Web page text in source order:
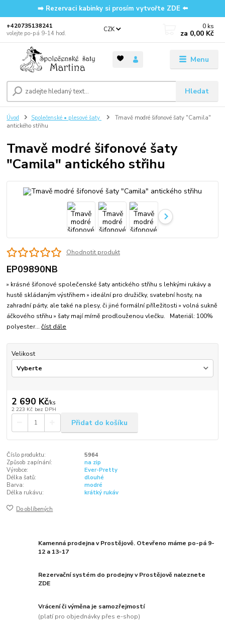
➡️ Rezervaci kabinky si prosím vytvořte ZDE ⬅️
Menu
CZK
Hledat
‭+420735138241
volejte po-pá 9-14 hod.
0 ks
za 0,00 Kč
Úvod Společenské • plesové šaty
Tmavě modré šifonové šaty "Camila"
antického střihu
Tmavě modré šifonové šaty
"Camila" antického střihu
Ohodnotit produkt
EP09890NB
» krásné šifonové společenské šaty antického střihu s lehkými rukávy a
hustě skládaným výstřihem » ideální pro družičky, svatební hosty, na
zahradní párty, ale také na plesy, či jiné formální příležitosti » volná sukně
áčkového střihu » šaty mají mírně prodlouženou vlečku. Materiál: 100%
polyester...číst dále
Velikost
2 690 Kč/ks
2 223 Kč bez DPH
Přidat do košíku
Číslo produktu:
5964
Způsob zapínání:
na zip
Výrobce:
Ever-Pretty
Délka šatů:
dlouhé
Barva:
modré
Délka rukávu:
krátký rukáv
Do oblíbených
Kamenná prodejna v Prostějově. Otevřeno máme po-pá 9-
12 a 13-17
Rezervační systém do prodejny v Prostějově naleznete
ZDE
Vrácení či výměna je samozřejmostí
(platí pro objednávky přes e-shop)